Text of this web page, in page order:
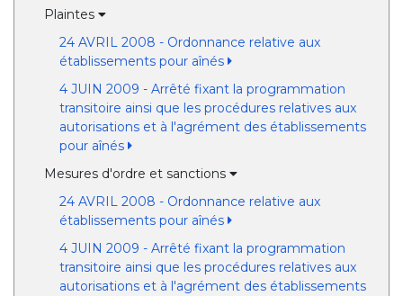
Plaintes
24 AVRIL 2008 - Ordonnance relative aux
établissements pour aînés
4 JUIN 2009 - Arrêté fixant la programmation
transitoire ainsi que les procédures relatives aux
autorisations et à l'agrément des établissements
pour aînés
Mesures d'ordre et sanctions
24 AVRIL 2008 - Ordonnance relative aux
établissements pour aînés
4 JUIN 2009 - Arrêté fixant la programmation
transitoire ainsi que les procédures relatives aux
autorisations et à l'agrément des établissements